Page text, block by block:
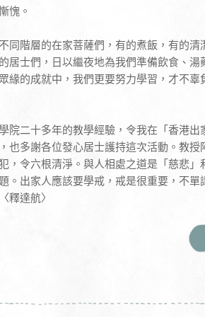
愧。
同階層的在家菩薩們，有的煮飯，有的清
居士們，日以繼夜地為我們準備飲食、湯
緣的成就中，我們更要努力學習，才不辜
院二十多年的教學經驗，令我在「香港出
也多謝各位發心居士護持這次活動。教授
，令六根清淨。與人相處之道是「慈悲」
。出家人應該要學戒，戒是很重要，不單
釋達航〉